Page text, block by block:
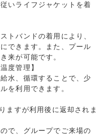
いライフジャケットを着
トバンドの着用により、
できます。また、プール
来が可能です。
度管理】
水、循環することで、少
を利用できます。
ますが利用後に返却されま
で、グループでご来場の